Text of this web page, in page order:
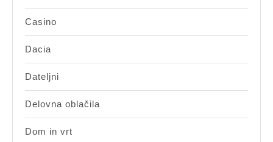
Casino
Dacia
Dateljni
Delovna oblačila
Dom in vrt